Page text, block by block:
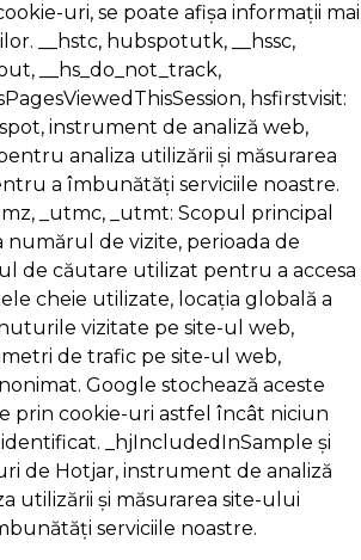
uri, se poate afișa informații mai
__hstc, hubspotutk, __hssc,
__hs_do_not_track,
hsfirstvisit:
instrument de analiză web,
analiza utilizării și măsurarea
a îmbunătăți serviciile noastre.
_utmc, _utmt: Scopul principal
numărul de vizite, perioada de
de căutare utilizat pentru a accesa
cheie utilizate, locația globală a
vizitate pe site-ul web,
de trafic pe site-ul web,
Google stochează aceste
prin cookie-uri astfel încât niciun
_hjIncludedInSample și
de Hotjar, instrument de analiză
utilizării și măsurarea site-ului
serviciile noastre.